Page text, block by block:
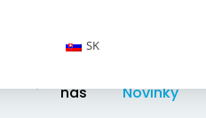
nás Novinky
SK